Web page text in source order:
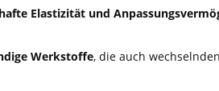
Elastizität und
Werkstoffe, die auch